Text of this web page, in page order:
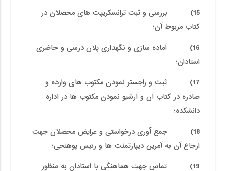
15) بررسی و ثبت ترانسکریپت های محصلان در
کتاب مربوط آن؛
16) آماده سازی و نگهداری پلان درسی و حاضری
استادان؛
17) ثبت و راجستر نمودن مکتوب های وارده و
صادره در کتاب آن و آرشیو نمودن مکتوب ها در اداره
دانشکده؛
18) جمع آوری درخواستی و عرایض محصلان جهت
ارجاع آن به آمرین دیپارتمنت ها و رئیس پوهنحی؛
19) تماس جهت هماهنگی با استادان به منظور